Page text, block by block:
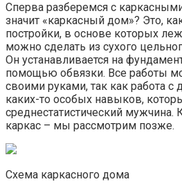
Сперва разберемся с
значит «каркасный дом»? Это,
постройки, в основе которых
можно сделать из сухого
Он устанавливается на
помощью обвязки. Все работы
своими руками, так как работа с
каких-то особых навыков,
среднестатистический мужчина.
каркас – мы рассмотрим позже.
Схема каркасного дома